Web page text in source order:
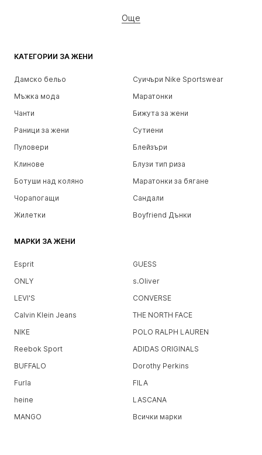
КАТЕГОРИИ ЗА ЖЕНИ
Дамско бельо
Суичъри Nike Sportswear
Мъжка мода
Маратонки
Чанти
Бижута за жени
Раници за жени
Сутиени
Пуловери
Блейзъри
Клинове
Блузи тип риза
Ботуши над коляно
Маратонки за бягане
Чорапогащи
Сандали
Жилетки
Boyfriend Дънки
МАРКИ ЗА ЖЕНИ
Esprit
GUESS
ONLY
s.Oliver
LEVI'S
CONVERSE
Calvin Klein Jeans
THE NORTH FACE
NIKE
POLO RALPH LAUREN
Reebok Sport
ADIDAS ORIGINALS
BUFFALO
Dorothy Perkins
Furla
FILA
heine
LASCANA
MANGO
Всички марки
Още